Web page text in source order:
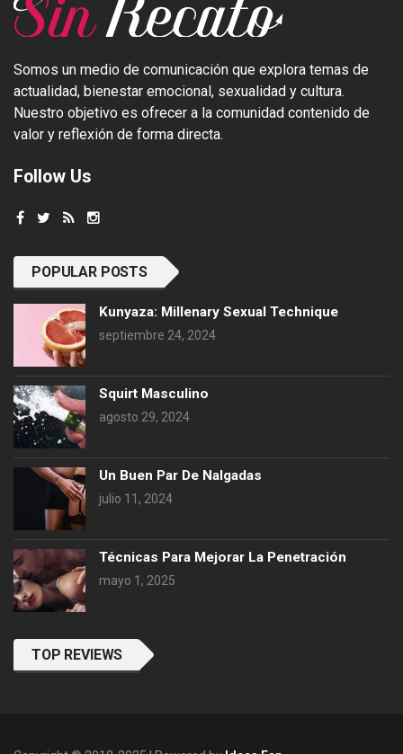
Somos un medio de comunicación que explora temas de
actualidad, bienestar emocional, sexualidad y cultura.
Nuestro objetivo es ofrecer a la comunidad contenido de
valor y reflexión de forma directa.
Follow Us
POPULAR POSTS
Kunyaza: Millenary Sexual Technique
septiembre 24, 2024
Squirt Masculino
agosto 29, 2024
Un Buen Par De Nalgadas
julio 11, 2024
Técnicas Para Mejorar La Penetración
mayo 1, 2025
TOP REVIEWS